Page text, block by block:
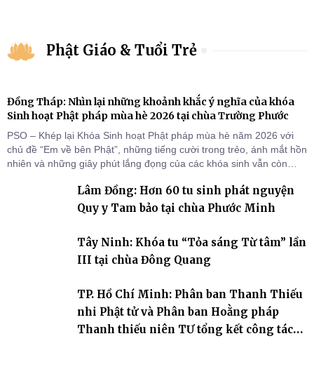
Phật Giáo & Tuổi Trẻ
Đồng Tháp: Nhìn lại những khoảnh khắc ý nghĩa của khóa
Sinh hoạt Phật pháp mùa hè 2026 tại chùa Trường Phước
PSO – Khép lại Khóa Sinh hoạt Phật pháp mùa hè năm 2026 với
chủ đề “Em về bên Phật”, những tiếng cười trong trẻo, ánh mắt hồn
nhiên và những giây phút lắng đọng của các khóa sinh vẫn còn
Tháp). Những tuần tu học ngắn ngủi nhưng đã trở thành hành
trang quý báu, gieo những hạt giống thiện l
Lâm Đồng: Hơn 60 tu sinh phát nguyện
Quy y Tam bảo tại chùa Phước Minh
Tây Ninh: Khóa tu “Tỏa sáng Từ tâm” lần
III tại chùa Đông Quang
TP. Hồ Chí Minh: Phân ban Thanh Thiếu
nhi Phật tử và Phân ban Hoằng pháp
Thanh thiếu niên TƯ tổng kết công tác